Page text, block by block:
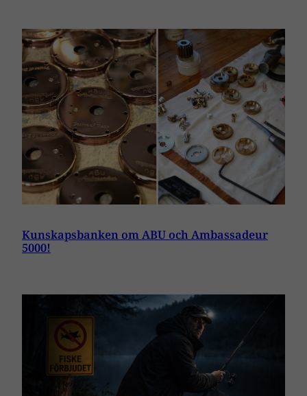
Kunskapsbanken om ABU och Ambassadeur
5000!